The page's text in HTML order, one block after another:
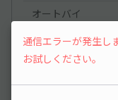
オートバイ
軽自動車
コンパクトカー
中型車
通信エラーが発生し
お試しください。